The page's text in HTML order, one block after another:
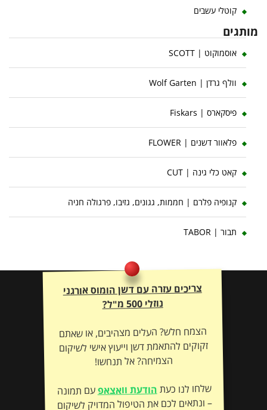
קוטלי עשבים
מותגים
אוסמוקוט | SCOTT
וולף גרדן | Wolf Garten
פיסקארס | Fiskars
פלאוור דשנים | FLOWER
קאט כלי גינה | CUT
קנופיה פלרם | חממות, גגונים, גזיבו, פרגולה חניה
תבור | TABOR
צריכים עזרה עם דשן הומוס אורגני
נוזלי 500 מ"ל?
הצמח חלש? העלים מצהיבים, או שאתם
זקוקים להתאמת דשן וייעוץ אישי לשיקום
הצמיחה? אל תנחשו!
שלחו לנו כעתהודעת וואצאפעם תמונה
– ונתאים לכם את הטיפול המדויק לשיקום